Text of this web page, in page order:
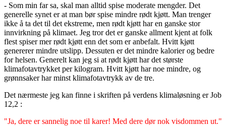
- Som min far sa, skal man alltid spise moderate mengder. Det
generelle synet er at man bør spise mindre rødt kjøtt. Man trenger
ikke å ta det til det ekstreme, men rødt kjøtt har en ganske stor
innvirkning på klimaet. Jeg tror det er ganske allment kjent at folk
flest spiser mer rødt kjøtt enn det som er anbefalt. Hvitt kjøtt
genererer mindre utslipp. Dessuten er det mindre kalorier og bedre
for helsen. Generelt kan jeg si at rødt kjøtt har det største
klimafotavtrykket per kilogram. Hvitt kjøtt har noe mindre, og
grønnsaker har minst klimafotavtrykk av de tre.
Det nærmeste jeg kan finne i skriften på verdens klimaløsning er Job
12,2 :
"Ja, dere er sannelig noe til karer! Med dere dør nok visdommen ut."